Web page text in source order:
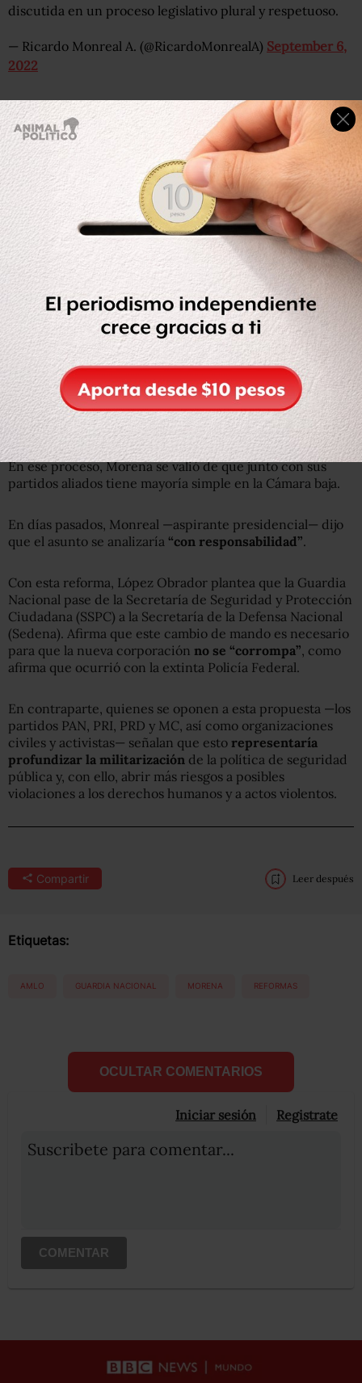
discutida en un proceso legislativo plural y respetuoso.
— Ricardo Monreal A. (@RicardoMonrealA) September 6,
2022
Hasta esta mañana, existía expectativa sobre el ritmo con
el que el tema sería discutido en el Senado, luego de que
los diputados dispensaron todos los trámites a la
iniciativa presidencial y la discutieron y votaron
el mismo
día que fue presentada ante el pleno.
En ese proceso, Morena se valió de que junto con sus
partidos aliados tiene mayoría simple en la Cámara baja.
En días pasados, Monreal —aspirante presidencial— dijo
que el asunto se analizaría “con responsabilidad”.
Con esta reforma, López Obrador plantea que la Guardia
Nacional pase de la Secretaría de Seguridad y Protección
Ciudadana (SSPC) a la Secretaría de la Defensa Nacional
(Sedena). Afirma que este cambio de mando es necesario
para que la nueva corporación no se “corrompa” , como
afirma que ocurrió con la extinta Policía Federal.
En contraparte, quienes se oponen a esta propuesta —los
partidos PAN, PRI, PRD y MC, así como organizaciones
civiles y activistas— señalan que esto representaría
profundizar la militarización de la política de seguridad
pública y, con ello, abrir más riesgos a posibles
violaciones a los derechos humanos y a actos violentos.
Compartir Leer después
Etiquetas:
AMLO GUARDIA NACIONAL MORENA REFORMAS
OCULTAR COMENTARIOS
Iniciar sesión Registrate
Suscribete para comentar...
COMENTAR